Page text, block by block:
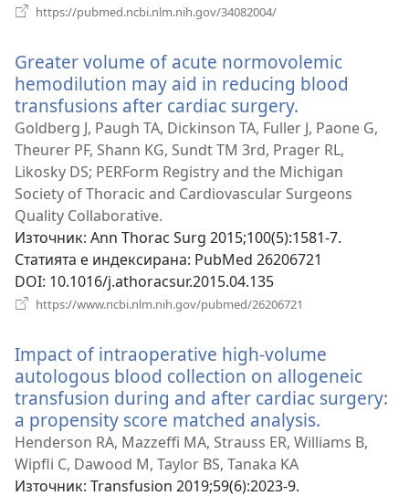
https://pubmed.ncbi.nlm.nih.gov/34082004/
Greater volume of acute normovolemic
hemodilution may aid in reducing blood
transfusions after cardiac surgery.
нов
прозорец)
Goldberg J, Paugh TA, Dickinson TA, Fuller J, Paone G,
Theurer PF, Shann KG, Sundt TM 3rd, Prager RL,
Likosky DS; PERForm Registry and the Michigan
Society of Thoracic and Cardiovascular Surgeons
Quality Collaborative.
Източник‎: Ann Thorac Surg 2015;100(5):1581-7.
Статията е индексирана‎: PubMed 26206721
DOI‎: 10.1016/j.athoracsur.2015.04.135
https://www.ncbi.nlm.nih.gov/pubmed/26206721
Impact of intraoperative high-volume
autologous blood collection on allogeneic
transfusion during and after cardiac surgery:
a propensity score matched analysis.
нов
Henderson RA, Mazzeffi MA, Strauss ER, Williams B,
Wipfli C, Dawood M, Taylor BS, Tanaka KA
Източник‎: Transfusion 2019;59(6):2023-9.